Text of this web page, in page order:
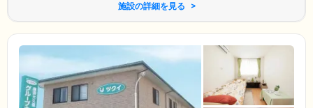
施設の詳細を見る